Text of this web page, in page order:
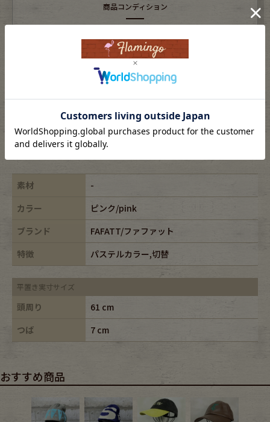
Shoes
antique goods
FAFATT
商品コンディション
A B C
未使用品または新品
古着という事をご理解の上ご注文よろしくお願いします。
※全体に色あせがございます。
※古着は洗濯、検品などのケアを行っております。
素材
-
カラー
ピンク/pink
ブランド
FAFATT/ファファット
特徴
パステルカラー,切替
平置き実寸サイズ
頭周り
61 cm
つば
7 cm
おすすめ商品